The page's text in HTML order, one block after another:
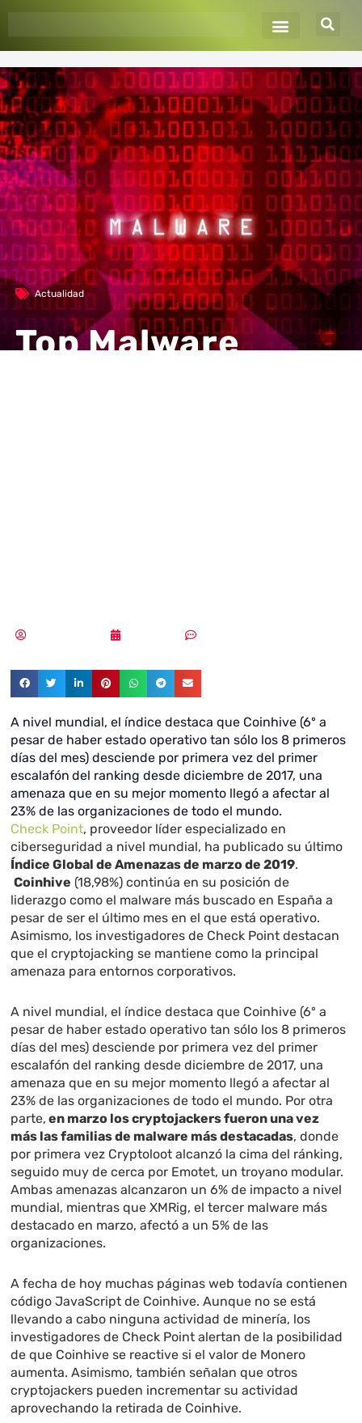
Actualidad
Top Malware
A nivel mundial, el índice destaca que Coinhive (6º a
pesar de haber estado operativo tan sólo los 8 primeros
días del mes) desciende por primera vez del primer
escalafón del ranking desde diciembre de 2017, una
amenaza que en su mejor momento llegó a afectar al
23% de las organizaciones de todo el mundo.
Check Point, proveedor líder especializado en
ciberseguridad a nivel mundial, ha publicado su último
Índice Global de Amenazas de marzo de 2019.
Coinhive (18,98%) continúa en su posición de
liderazgo como el malware más buscado en España a
pesar de ser el último mes en el que está operativo.
Asimismo, los investigadores de Check Point destacan
que el cryptojacking se mantiene como la principal
amenaza para entornos corporativos.
A nivel mundial, el índice destaca que Coinhive (6º a
pesar de haber estado operativo tan sólo los 8 primeros
días del mes) desciende por primera vez del primer
escalafón del ranking desde diciembre de 2017, una
amenaza que en su mejor momento llegó a afectar al
23% de las organizaciones de todo el mundo. Por otra
parte, en marzo los cryptojackers fueron una vez
más las familias de malware más destacadas, donde
por primera vez Cryptoloot alcanzó la cima del ránking,
seguido muy de cerca por Emotet, un troyano modular.
Ambas amenazas alcanzaron un 6% de impacto a nivel
mundial, mientras que XMRig, el tercer malware más
destacado en marzo, afectó a un 5% de las
organizaciones.
A fecha de hoy muchas páginas web todavía contienen
código JavaScript de Coinhive. Aunque no se está
llevando a cabo ninguna actividad de minería, los
investigadores de Check Point alertan de la posibilidad
de que Coinhive se reactive si el valor de Monero
aumenta. Asimismo, también señalan que otros
cryptojackers pueden incrementar su actividad
aprovechando la retirada de Coinhive.